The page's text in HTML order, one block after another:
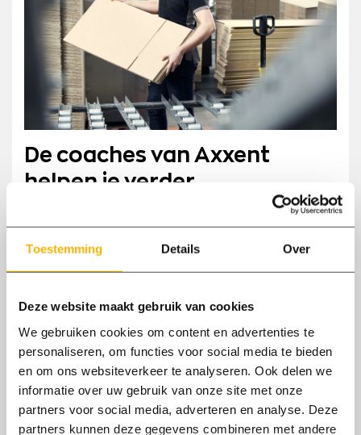
Toestemming Details Over
Deze website maakt gebruik van cookies
We gebruiken cookies om content en advertenties te
personaliseren, om functies voor social media te bieden
en om ons websiteverkeer te analyseren. Ook delen we
informatie over uw gebruik van onze site met onze
partners voor social media, adverteren en analyse. Deze
partners kunnen deze gegevens combineren met andere
De coaches van Axxent
helpen je verder
een goede baan wel een handig om te kunnen
inkomen hebben door middel van een bijbaan
die helemaal bij je past, die je voldoening geeft
en waar je met de leukste collega's in een
hecht team kunt samenwerken. Het kan met
Axxent als je bij ons langskomt om de
mogelijkheden die we hebben voor een bijbaan